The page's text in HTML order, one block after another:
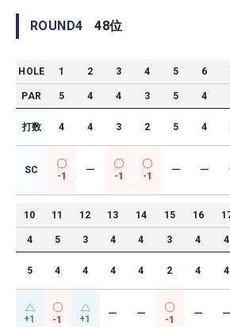
ROUND4 48位
HOLE 1 2 3 4 5 6
PAR 5 4 4 3 5 4
打数 4 4 3 2 5 4
SC
-1
ー
-1 -1
ー ー
10 11 12 13 14 15 16
4 5 3 4 4 3 4 4
5 4 4 4 4 2 4 4
+1 -1 +1 ー ー
-1
ー ー